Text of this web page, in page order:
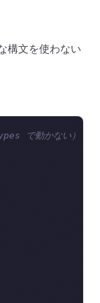
構文を使わない
で動かない）